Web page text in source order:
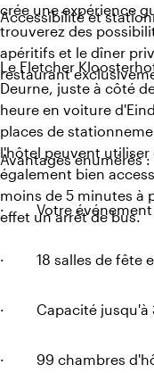
crée une expérience
trouverez des
apéritifs et le dîner
restaurant
Accessibilité et
Le Fletcher
Deurne, juste à côté
heure en voiture
places de
l'hôtel peuvent
également bien
moins de 5 minutes à
effet un arrêt de bus.
Avantages énumérés :
· Votre événement
· 18 salles de fête
· Capacité jusqu'à
· 99 chambres